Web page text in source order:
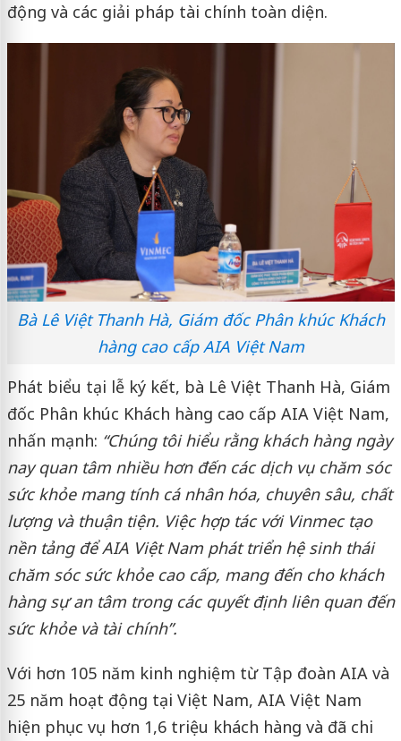
động và các giải pháp tài chính toàn diện.
Bà Lê Việt Thanh Hà, Giám đốc Phân khúc Khách
hàng cao cấp AIA Việt Nam
Phát biểu tại lễ ký kết, bà Lê Việt Thanh Hà, Giám
đốc Phân khúc Khách hàng cao cấp AIA Việt Nam,
nhấn mạnh: “Chúng tôi hiểu rằng khách hàng ngày
nay quan tâm nhiều hơn đến các dịch vụ chăm sóc
sức khỏe mang tính cá nhân hóa, chuyên sâu, chất
lượng và thuận tiện. Việc hợp tác với Vinmec tạo
nền tảng để AIA Việt Nam phát triển hệ sinh thái
chăm sóc sức khỏe cao cấp, mang đến cho khách
hàng sự an tâm trong các quyết định liên quan đến
sức khỏe và tài chính”.
Với hơn 105 năm kinh nghiệm từ Tập đoàn AIA và
25 năm hoạt động tại Việt Nam, AIA Việt Nam
hiện phục vụ hơn 1,6 triệu khách hàng và đã chi